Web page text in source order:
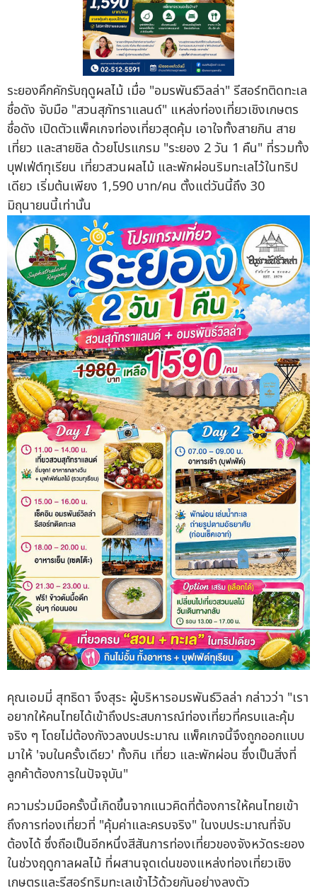
ระยองคึกคักรับฤดูผลไม้ เมื่อ "อมรพันธ์วิลล่า" รีสอร์ทติดทะเล
ชื่อดัง จับมือ "สวนสุภัทราแลนด์" แหล่งท่องเที่ยวเชิงเกษตร
ชื่อดัง เปิดตัวแพ็คเกจท่องเที่ยวสุดคุ้ม เอาใจทั้งสายกิน สาย
เที่ยว และสายชิล ด้วยโปรแกรม "ระยอง 2 วัน 1 คืน" ที่รวมทั้ง
บุฟเฟ่ต์ทุเรียน เที่ยวสวนผลไม้ และพักผ่อนริมทะเลไว้ในทริป
เดียว เริ่มต้นเพียง 1,590 บาท/คน ตั้งแต่วันนี้ถึง 30
มิถุนายนนี้เท่านั้น
คุณเอมมี่ สุทธิดา จึงสุระ ผู้บริหารอมรพันธ์วิลล่า กล่าวว่า "เรา
อยากให้คนไทยได้เข้าถึงประสบการณ์ท่องเที่ยวที่ครบและคุ้ม
จริง ๆ โดยไม่ต้องกังวลงบประมาณ แพ็คเกจนี้จึงถูกออกแบบ
มาให้ 'จบในครั้งเดียว' ทั้งกิน เที่ยว และพักผ่อน ซึ่งเป็นสิ่งที่
ลูกค้าต้องการในปัจจุบัน"
ความร่วมมือครั้งนี้เกิดขึ้นจากแนวคิดที่ต้องการให้คนไทยเข้า
ถึงการท่องเที่ยวที่ "คุ้มค่าและครบจริง" ในงบประมาณที่จับ
ต้องได้ ซึ่งถือเป็นอีกหนึ่งสีสันการท่องเที่ยวของจังหวัดระยอง
ในช่วงฤดูกาลผลไม้ ที่ผสานจุดเด่นของแหล่งท่องเที่ยวเชิง
เกษตรและรีสอร์ทริมทะเลเข้าไว้ด้วยกันอย่างลงตัว